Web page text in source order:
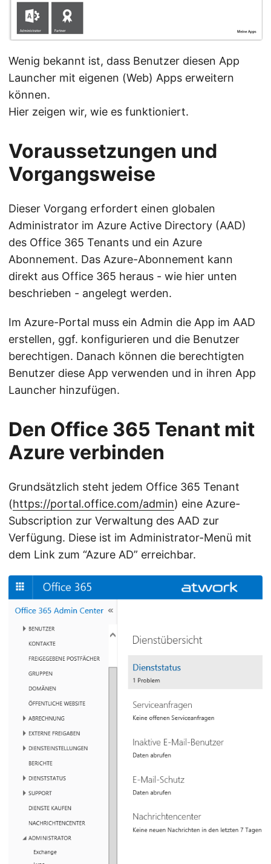
Wenig bekannt ist, dass Benutzer diesen App
Launcher mit eigenen (Web) Apps erweitern
können.
Hier zeigen wir, wie es funktioniert.
Voraussetzungen und
Vorgangsweise
Dieser Vorgang erfordert einen globalen
Administrator im Azure Active Directory (AAD)
des Office 365 Tenants und ein Azure
Abonnement. Das Azure-Abonnement kann
direkt aus Office 365 heraus - wie hier unten
beschrieben - angelegt werden.
Im Azure-Portal muss ein Admin die App im AAD
erstellen, ggf. konfigurieren und die Benutzer
berechtigen. Danach können die berechtigten
Benutzer diese App verwenden und in ihren App
Launcher hinzufügen.
Den Office 365 Tenant mit
Azure verbinden
Grundsätzlich steht jedem Office 365 Tenant
(https://portal.office.com/admin) eine Azure-
Subscription zur Verwaltung des AAD zur
Verfügung. Diese ist im Administrator-Menü mit
dem Link zum “Azure AD” erreichbar.